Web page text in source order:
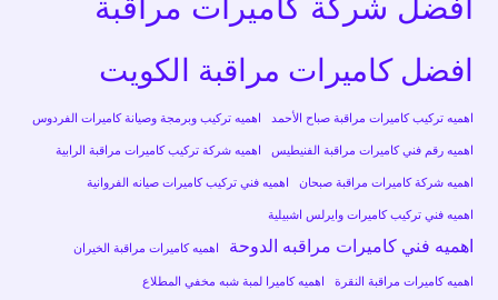
افضل كاميرات مراقبة الكويت
اهميه تركيب كاميرات مراقبة صباح الأحمد اهميه تركيب وبرمجة وصيانة كاميرات الفردوس
اهميه رقم فني كاميرات مراقبة الفنيطيس اهميه شركة تركيب كاميرات مراقبة الرابية
اهميه شركة كاميرات مراقبة صبحان اهميه فني تركيب كاميرات صيانه الفروانية
اهميه فني تركيب كاميرات وايرلس اشبيلية
اهميه فني كاميرات مراقبه الدوحة اهميه كاميرات مراقبة الخيران
اهميه كاميرات مراقبة النقرة اهميه كاميرا لمبة شبه مخفي المطلاع